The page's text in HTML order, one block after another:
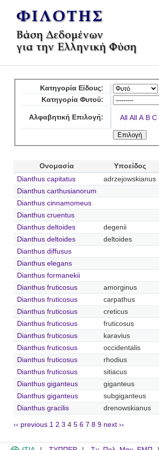
Κατηγορία Είδους:
Κατηγορία Φυτού:
Αλφαβητική Επιλογή: All All A B C
Ονομασία Υποείδος
Dianthus capitatus
adrzejowskianus
Dianthus carthusianorum
Dianthus cinnamomeus
Dianthus cruentus
Dianthus deltoides
degenii
Dianthus deltoides
deltoides
Dianthus diffusus
Dianthus elegans
Dianthus formanekii
Dianthus fruticosus
amorginus
Dianthus fruticosus
carpathus
Dianthus fruticosus
creticus
Dianthus fruticosus
fruticosus
Dianthus fruticosus
karavius
Dianthus fruticosus
occidentalis
Dianthus fruticosus
rhodius
Dianthus fruticosus
sitiacus
Dianthus giganteus
giganteus
Dianthus giganteus
subgiganteus
Dianthus gracilis
drenowskianus
‹‹ previous 1 2 3 4 5 6 7 8 9 next ››